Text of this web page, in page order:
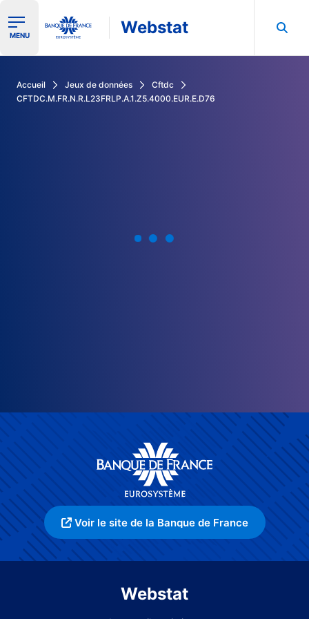
Ouvrir le menu de navigation
MENU Webstat
Accueil Jeux de données
Cftdc
CFTDC.M.FR.N.R.L23FRLP.A.1.Z5.4000.EUR.E.D76
Voir le site de la Banque de France
Webstat